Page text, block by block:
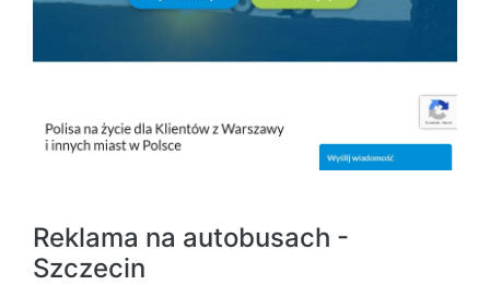
Reklama na autobusach -
Szczecin